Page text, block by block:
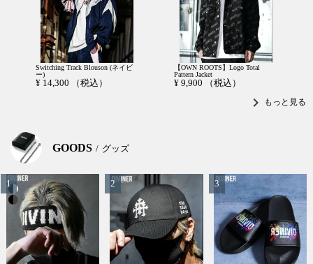
Switching Track Blouson (ネイビ
ー)
¥ 14,300 （税込）
【OWN ROOTS】Logo Total
Pattern Jacket
¥ 9,900 （税込）
chevron_right もっと見る
GOODS グッズ